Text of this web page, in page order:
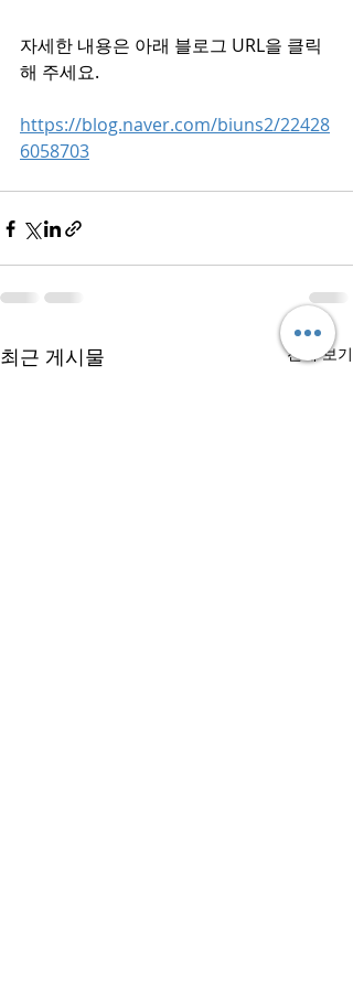
자세한 내용은 아래 블로그 URL을 클릭
해 주세요.
https://blog.naver.com/biuns2/22428
6058703
최근 게시물 전체 보기